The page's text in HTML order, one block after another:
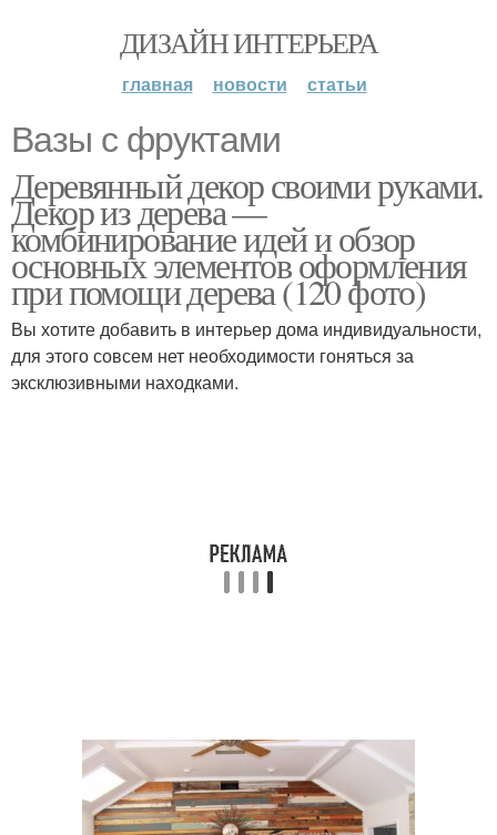
ДИЗАЙН ИНТЕРЬЕРА
главная новости статьи
Вазы с фруктами
Деревянный декор своими руками.
Декор из дерева —
комбинирование идей и обзор
основных элементов оформления
при помощи дерева (120 фото)
Вы хотите добавить в интерьер дома индивидуальности,
для этого совсем нет необходимости гоняться за
эксклюзивными находками.